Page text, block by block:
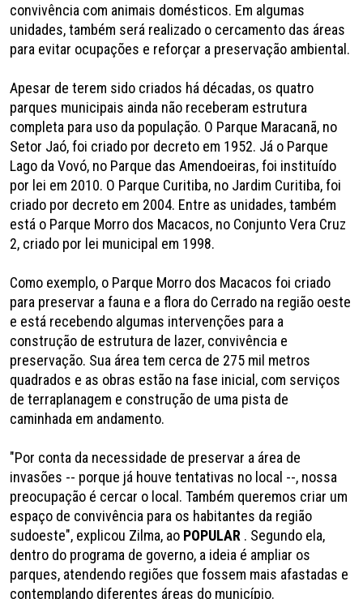
convivência com animais domésticos. Em algumas
unidades, também será realizado o cercamento das áreas
para evitar ocupações e reforçar a preservação ambiental.
Apesar de terem sido criados há décadas, os quatro
parques municipais ainda não receberam estrutura
completa para uso da população. O Parque Maracanã, no
Setor Jaó, foi criado por decreto em 1952. Já o Parque
Lago da Vovó, no Parque das Amendoeiras, foi instituído
por lei em 2010. O Parque Curitiba, no Jardim Curitiba, foi
criado por decreto em 2004. Entre as unidades, também
está o Parque Morro dos Macacos, no Conjunto Vera Cruz
2, criado por lei municipal em 1998.
Como exemplo, o Parque Morro dos Macacos foi criado
para preservar a fauna e a flora do Cerrado na região oeste
e está recebendo algumas intervenções para a
construção de estrutura de lazer, convivência e
preservação. Sua área tem cerca de 275 mil metros
quadrados e as obras estão na fase inicial, com serviços
de terraplanagem e construção de uma pista de
caminhada em andamento.
"Por conta da necessidade de preservar a área de
invasões -- porque já houve tentativas no local --, nossa
preocupação é cercar o local. Também queremos criar um
espaço de convivência para os habitantes da região
sudoeste", explicou Zilma, ao POPULAR . Segundo ela,
dentro do programa de governo, a ideia é ampliar os
parques, atendendo regiões que fossem mais afastadas e
contemplando diferentes áreas do município.